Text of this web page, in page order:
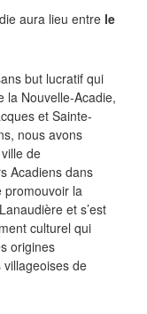
aura lieu entre le
but lucratif qui
la Nouvelle-Acadie,
et Sainte-
nous avons
de
Acadiens dans
promouvoir la
et s’est
culturel qui
origines
de